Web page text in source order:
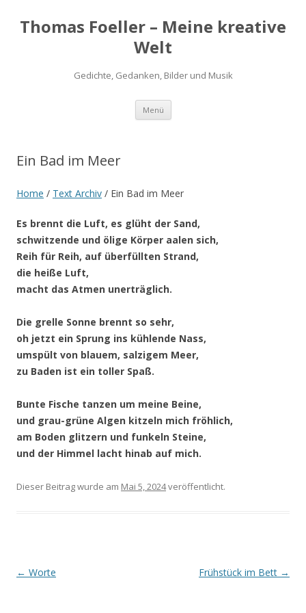
Thomas Foeller – Meine kreative
Welt
Gedichte, Gedanken, Bilder und Musik
Menü Zum
springen
Ein Bad im Meer
Home / Text Archiv / Ein Bad im Meer
Es brennt die Luft, es glüht der Sand,
schwitzende und ölige Körper aalen sich,
Reih für Reih, auf überfüllten Strand,
die heiße Luft,
macht das Atmen unerträglich.
Die grelle Sonne brennt so sehr,
oh jetzt ein Sprung ins kühlende Nass,
umspült von blauem, salzigem Meer,
zu Baden ist ein toller Spaß.
Bunte Fische tanzen um meine Beine,
und grau-grüne Algen kitzeln mich fröhlich,
am Boden glitzern und funkeln Steine,
und der Himmel lacht hinab auf mich.
Dieser Beitrag wurde am Mai 5, 2024veröffentlicht.
Beitragsnavigation
← Worte Frühstück im Bett →